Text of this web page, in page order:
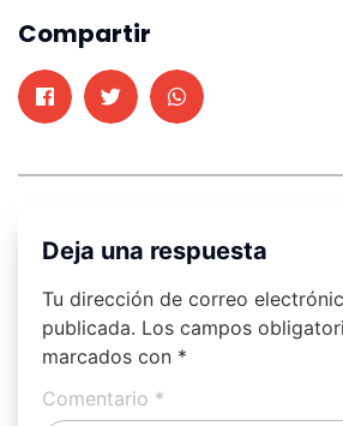
Compartir
Deja una respuesta
Tu dirección de correo
publicada. Los campos
marcados con *
Comentario *